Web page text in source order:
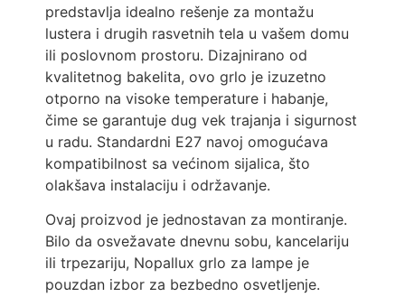
predstavlja idealno rešenje za montažu
lustera i drugih rasvetnih tela u vašem domu
ili poslovnom prostoru. Dizajnirano od
kvalitetnog bakelita, ovo grlo je izuzetno
otporno na visoke temperature i habanje,
čime se garantuje dug vek trajanja i sigurnost
u radu. Standardni E27 navoj omogućava
kompatibilnost sa većinom sijalica, što
olakšava instalaciju i održavanje.
Ovaj proizvod je jednostavan za montiranje.
Bilo da osvežavate dnevnu sobu, kancelariju
ili trpezariju, Nopallux grlo za lampe je
pouzdan izbor za bezbedno osvetljenje.